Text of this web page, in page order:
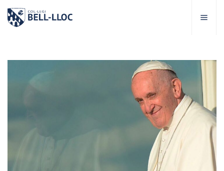
Bell-lloc
educativas